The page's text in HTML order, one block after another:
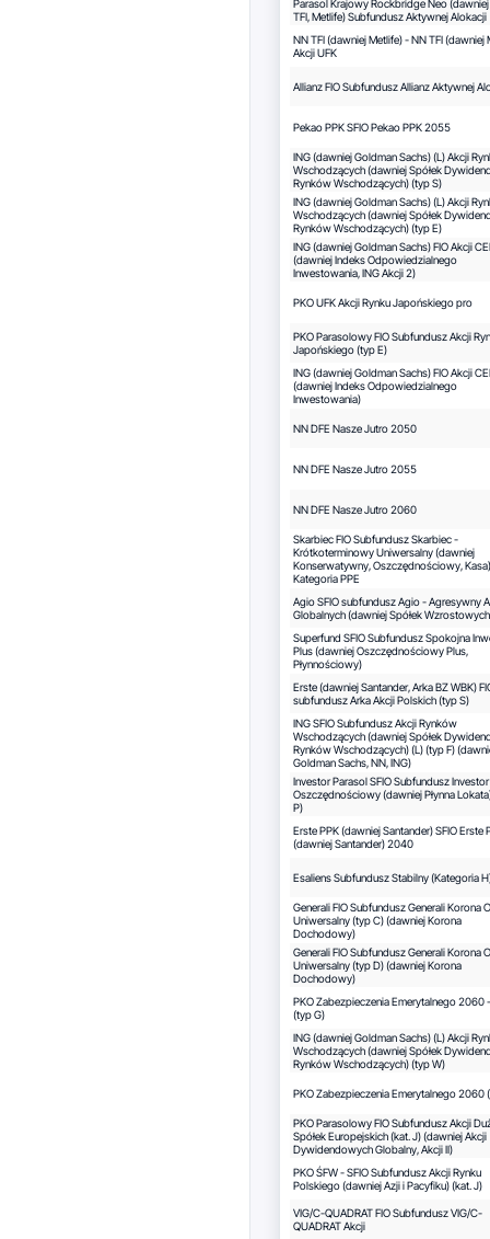
Parasol Krajowy Rockbridge Neo
TFI, Metlife) Subfundusz Aktywnej Alokacji
NN TFI (dawniej Metlife) - NN TFI (dawniej
Akcji UFK
Allianz FIO Subfundusz Allianz Aktywnej
Pekao PPK SFIO Pekao PPK 2055
ING (dawniej Goldman Sachs) (L) Akcji
Wschodzących (dawniej Spółek
Rynków Wschodzących) (typ S)
ING (dawniej Goldman Sachs) (L) Akcji
Wschodzących (dawniej Spółek
Rynków Wschodzących) (typ E)
ING (dawniej Goldman Sachs) FIO Akcji
(dawniej Indeks Odpowiedzialnego
Inwestowania, ING Akcji 2)
PKO UFK Akcji Rynku Japońskiego pro
PKO Parasolowy FIO Subfundusz Akcji
Japońskiego (typ E)
ING (dawniej Goldman Sachs) FIO Akcji
(dawniej Indeks Odpowiedzialnego
Inwestowania)
NN DFE Nasze Jutro 2050
NN DFE Nasze Jutro 2055
NN DFE Nasze Jutro 2060
Skarbiec FIO Subfundusz Skarbiec -
Krótkoterminowy Uniwersalny (dawniej
Konserwatywny, Oszczędnościowy, Kasa)
Kategoria PPE
Agio SFIO subfundusz Agio - Agresywny
Globalnych (dawniej Spółek
Superfund SFIO Subfundusz Spokojna
Plus (dawniej Oszczędnościowy Plus,
Płynnościowy)
Erste (dawniej Santander, Arka BZ WBK)
subfundusz Arka Akcji Polskich (typ S)
ING SFIO Subfundusz Akcji Rynków
Wschodzących (dawniej Spółek
Rynków Wschodzących) (L) (typ F)
Goldman Sachs, NN, ING)
Investor Parasol SFIO Subfundusz Investor
Oszczędnościowy (dawniej Płynna
P)
Erste PPK (dawniej Santander) SFIO Erste
(dawniej Santander) 2040
Esaliens Subfundusz Stabilny (Kategoria
Generali FIO Subfundusz Generali Korona
Uniwersalny (typ C) (dawniej Korona
Dochodowy)
Generali FIO Subfundusz Generali Korona
Uniwersalny (typ D) (dawniej Korona
Dochodowy)
PKO Zabezpieczenia Emerytalnego 2060
(typ G)
ING (dawniej Goldman Sachs) (L) Akcji
Wschodzących (dawniej Spółek
Rynków Wschodzących) (typ W)
PKO Zabezpieczenia Emerytalnego 2060
PKO Parasolowy FIO Subfundusz Akcji
Spółek Europejskich (kat. J) (dawniej Akcji
Dywidendowych Globalny, Akcji II)
PKO ŚFW - SFIO Subfundusz Akcji Rynku
Polskiego (dawniej Azji i Pacyfiku) (kat. J)
VIG/C-QUADRAT FIO Subfundusz VIG/C-
QUADRAT Akcji